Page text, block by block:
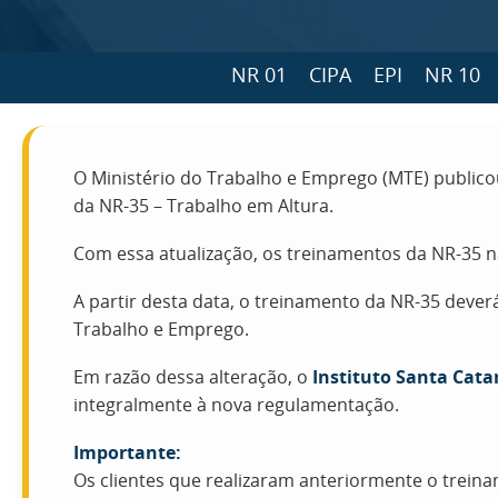
NR 01 CIPA EPI NR 10
O Ministério do Trabalho e Emprego (MTE)
da NR-35 – Trabalho em Altura.
Com essa atualização, os treinamentos da NR-
A partir desta data, o treinamento da NR-35
Trabalho e Emprego.
Em razão dessa alteração, o Instituto Santa
integralmente à nova regulamentação.
Importante:
Os clientes que realizaram anteriormente o